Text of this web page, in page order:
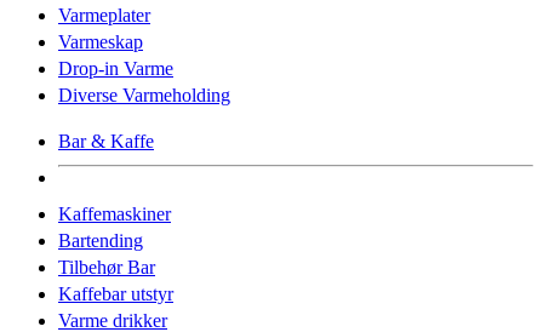
Varmeplater
Varmeskap
Drop-in Varme
Diverse Varmeholding
Bar & Kaffe
Kaffemaskiner
Bartending
Tilbehør Bar
Kaffebar utstyr
Varme drikker